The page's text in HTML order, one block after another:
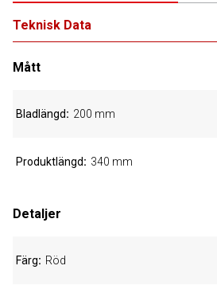
Teknisk Data
Mått
Bladlängd 200 mm
Produktlängd 340 mm
Detaljer
Färg Röd